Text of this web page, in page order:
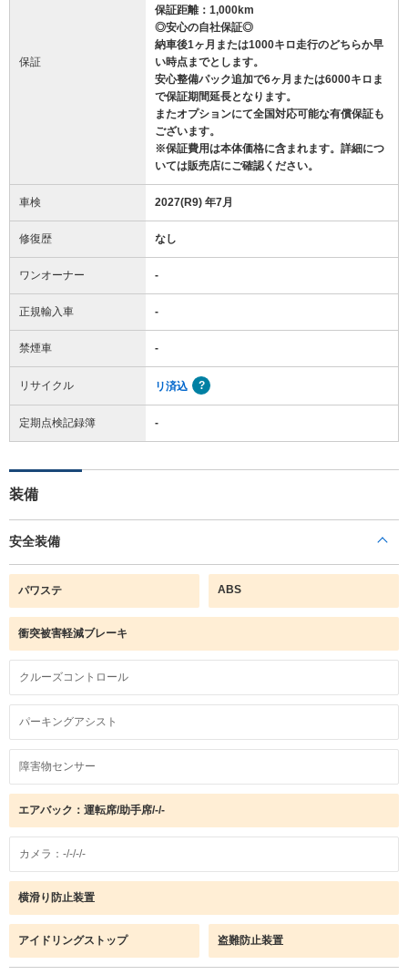
保証
保証距離：1,000km
◎安心の自社保証◎
納車後1ヶ月または1000キロ走行のどちらか早
い時点までとします。
安心整備パック追加で6ヶ月または6000キロま
で保証期間延長となります。
またオプションにて全国対応可能な有償保証も
ございます。
※保証費用は本体価格に含まれます。詳細につ
いては販売店にご確認ください。
車検 2027(R9) 年7月
修復歴 なし
ワンオーナー -
正規輸入車 -
禁煙車 -
リサイクル リ済込
定期点検記録簿 -
装備
安全装備
パワステ ABS
衝突被害軽減ブレーキ
クルーズコントロール
パーキングアシスト
障害物センサー
エアバック：運転席/助手席/-/-
カメラ：-/-/-/-
横滑り防止装置
アイドリングストップ 盗難防止装置